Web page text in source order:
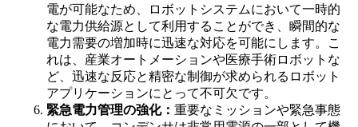
電が可能なため、ロボットシステムにおいて一時的
な電力供給源として利用することができ、瞬間的な
電力需要の増加時に迅速な対応を可能にします。こ
れは、産業オートメーションや医療手術ロボットな
ど、迅速な反応と精密な制御が求められるロボット
アプリケーションにとって不可欠です。
緊急電力管理の強化： 重要なミッションや緊急事態